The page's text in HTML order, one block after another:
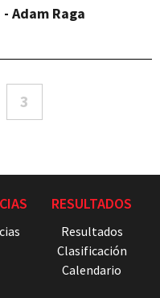
Adam Raga
3
RESULTADOS
Resultados
Clasificación
Calendario